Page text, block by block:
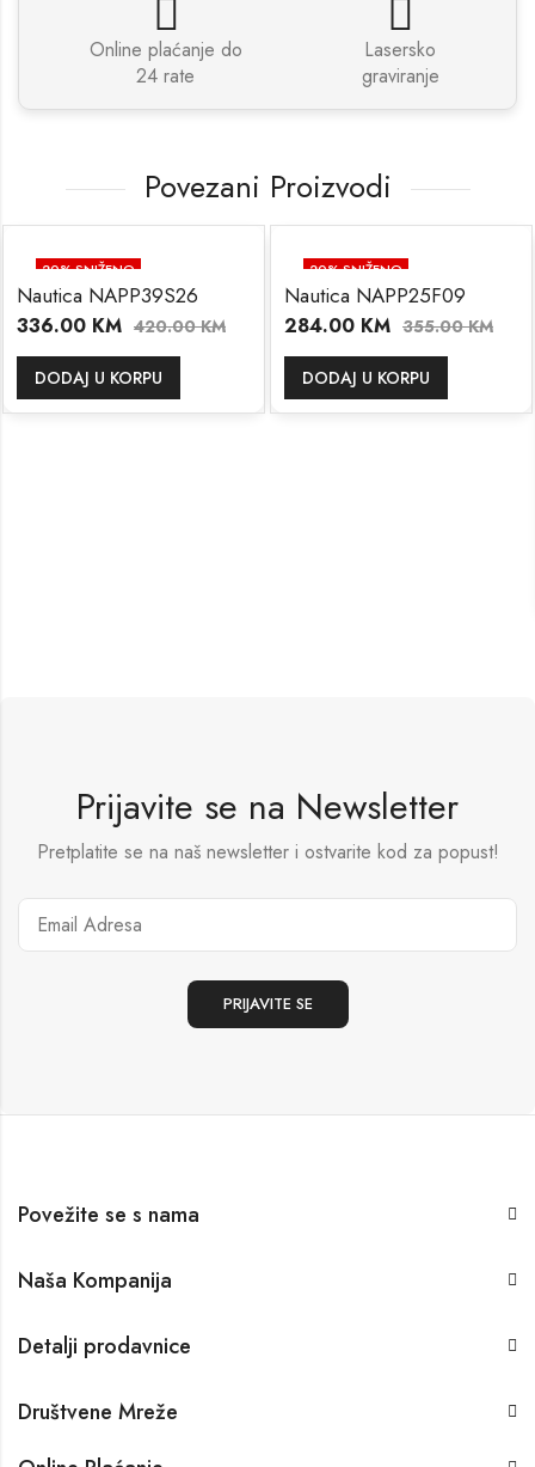
Online plaćanje do
24 rate
Lasersko
graviranje
Povezani Proizvodi
20% SNIŽENO
Nautica NAPP39S26
336.00 KM 420.00KM
DODAJ U KORPU
20% SNIŽENO
Nautica NAPP25F09
284.00 KM 355.00KM
DODAJ U KORPU
Prijavite se na Newsletter
Pretplatite se na naš newsletter i ostvarite kod za popust!
Povežite se s nama
Naša Kompanija
Detalji prodavnice
Društvene Mreže